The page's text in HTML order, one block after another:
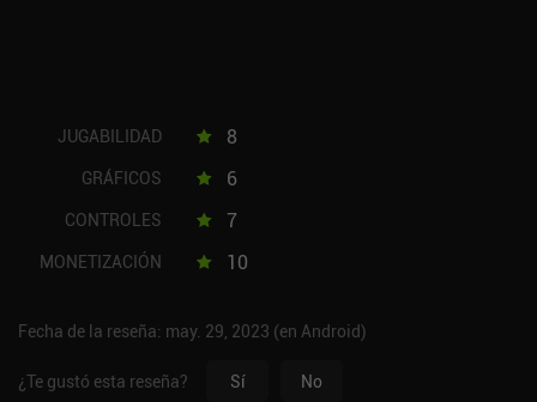
JUGABILIDAD 8
GRÁFICOS 6
CONTROLES 7
MONETIZACIÓN 10
Fecha de la reseña: may. 29, 2023 (en Android)
¿Te gustó esta reseña? Sí No